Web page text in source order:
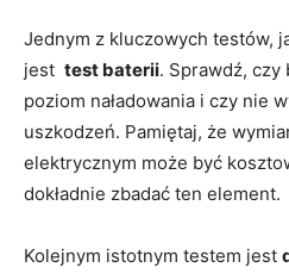
Jednym z kluczowych testów,
jest ⁢ test baterii. Sprawdź, czy
poziom⁣ naładowania i czy nie
uszkodzeń. Pamiętaj, że⁣
elektrycznym‌ może ​być
dokładnie zbadać ten element.
Kolejnym istotnym testem jest